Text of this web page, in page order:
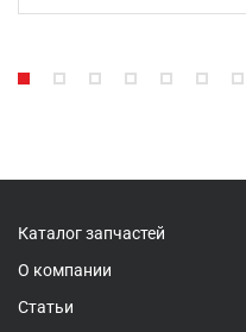
Каталог запчастей
О компании
Статьи